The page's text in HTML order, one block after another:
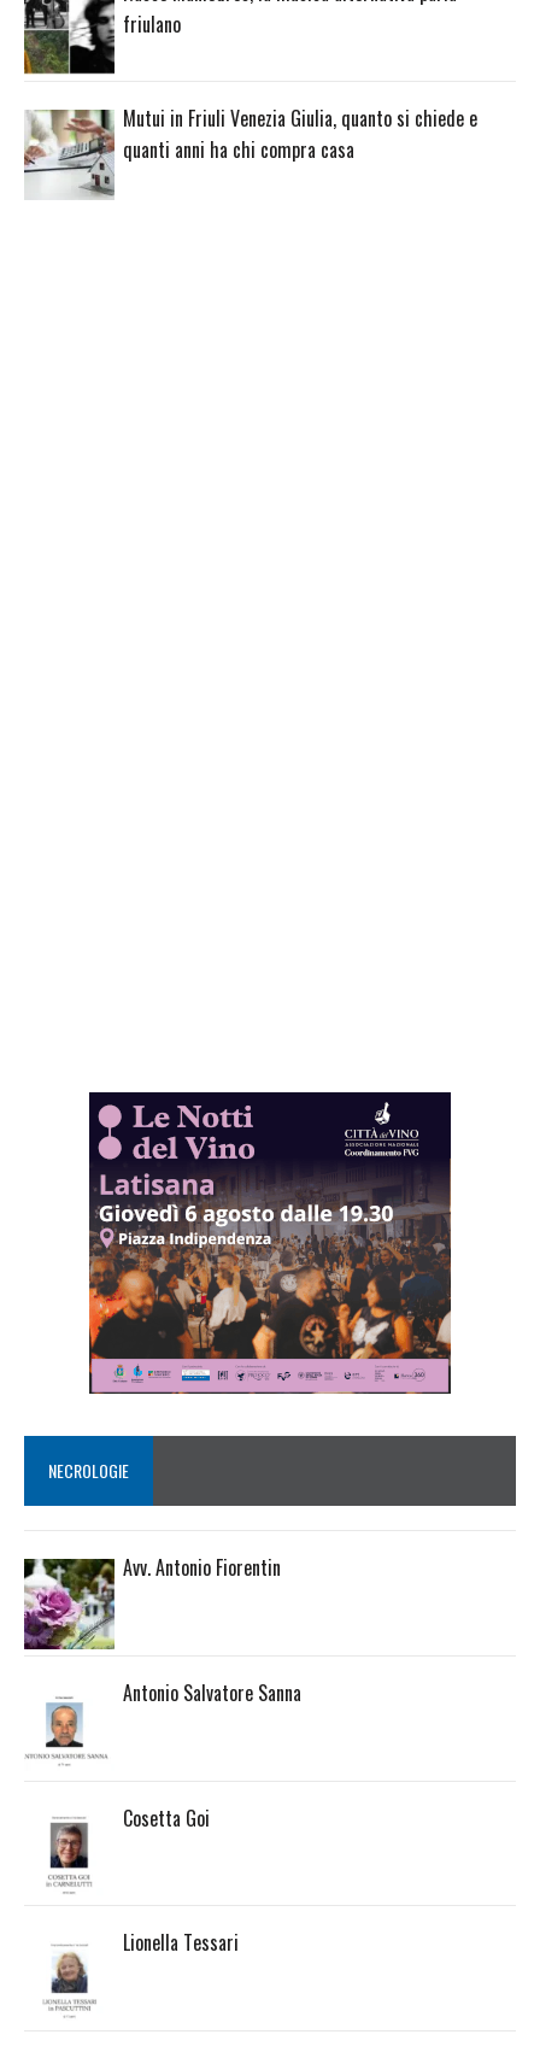
friulano
Mutui in Friuli Venezia Giulia, quanto si chiede e
quanti anni ha chi compra casa
NECROLOGIE
Avv. Antonio Fiorentin
Antonio Salvatore Sanna
Cosetta Goi
Lionella Tessari